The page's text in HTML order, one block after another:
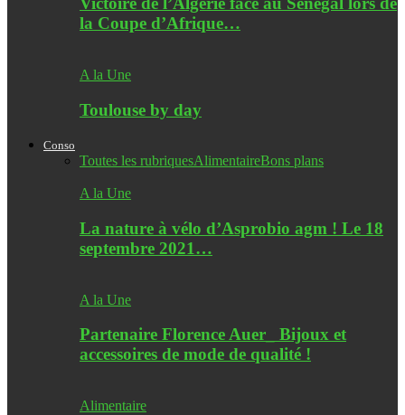
la Coupe d’Afrique…
A la Une
Toulouse by day
Conso
Toutes les rubriquesAlimentaireBons plans
A la Une
La nature à vélo d’Asprobio agm ! Le 18
septembre 2021…
A la Une
Partenaire Florence Auer_ Bijoux et
accessoires de mode de qualité !
Alimentaire